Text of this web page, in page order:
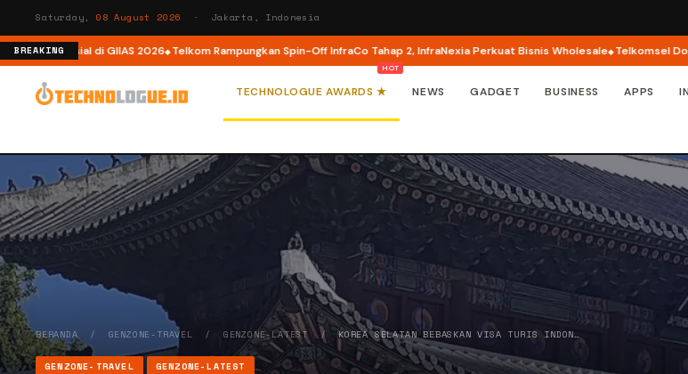
Saturday, 08 August 2026 · Jakarta, Indonesia
BREAKING
Spesial di GIIAS 2026 Telkom Rampungkan Spin-Off InfraCo Tahap 2, InfraNexia Perkuat Bisnis Wholesale Telkomsel Dorong
TECHNOLOGUE AWARDS ★ NEWS GADGET BUSINESS APPS
BERANDA / GENZONE-TRAVEL / GENZONE-LATEST/KOREA SELATAN BEBASKAN VISA TURIS INDON…
GENZONE-TRAVEL GENZONE-LATEST